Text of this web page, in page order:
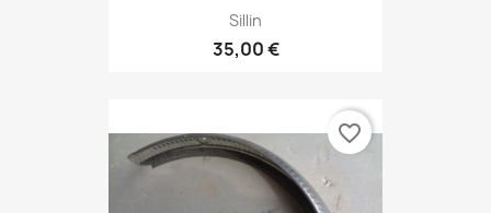
Sillin
35,00 €
favorite_border